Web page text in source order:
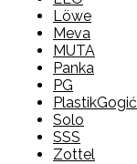
Löwe
Meva
MUTA
Panka
PG
PlastikGogić
Solo
SSS
Zottel